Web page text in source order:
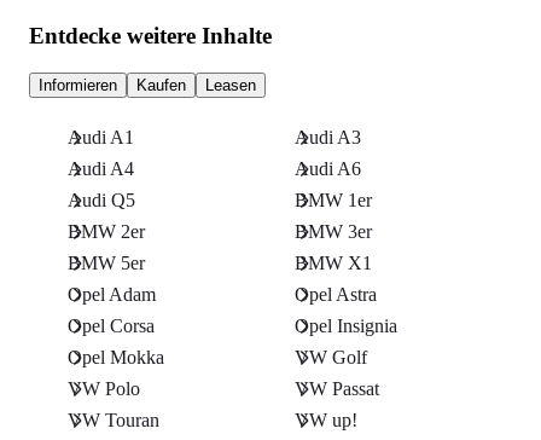
Entdecke weitere Inhalte
Informieren Kaufen Leasen
Audi A1
Audi A3
Audi A4
Audi A6
Audi Q5
BMW 1er
BMW 2er
BMW 3er
BMW 5er
BMW X1
Opel Adam
Opel Astra
Opel Corsa
Opel Insignia
Opel Mokka
VW Golf
VW Polo
VW Passat
VW Touran
VW up!